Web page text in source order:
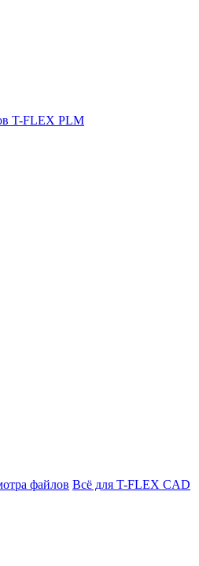
T-FLEX PLM
файлов Всё для T-FLEX CAD